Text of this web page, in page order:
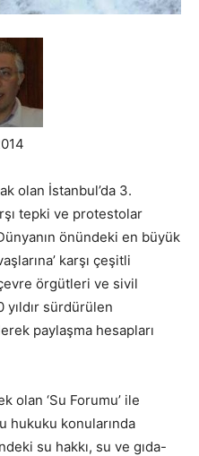
olan İstanbul’da 3.
tepki ve protestolar
önündeki en büyük
karşı çeşitli
örgütleri ve sivil
yıldır sürdürülen
paylaşma hesapları
olan ‘Su Forumu’ ile
hukuku konularında
su hakkı, su ve gıda-